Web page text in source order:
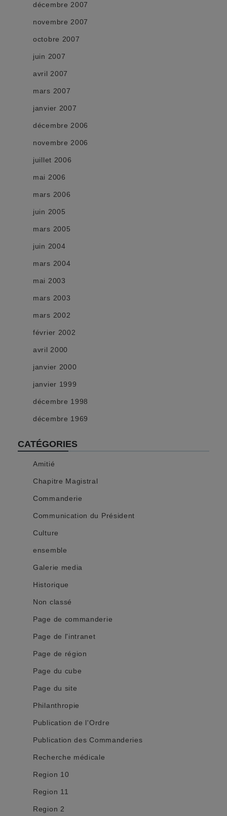
décembre 2007
novembre 2007
octobre 2007
juin 2007
avril 2007
mars 2007
janvier 2007
décembre 2006
novembre 2006
juillet 2006
mai 2006
mars 2006
juin 2005
mars 2005
juin 2004
mars 2004
mai 2003
mars 2003
mars 2002
février 2002
avril 2000
janvier 2000
janvier 1999
décembre 1998
décembre 1969
CATÉGORIES
Amitié
Chapitre Magistral
Commanderie
Communication du Président
Culture
ensemble
Galerie media
Historique
Non classé
Page de commanderie
Page de l'intranet
Page de région
Page du cube
Page du site
Philanthropie
Publication de l'Ordre
Publication des Commanderies
Recherche médicale
Region 10
Region 11
Region 2